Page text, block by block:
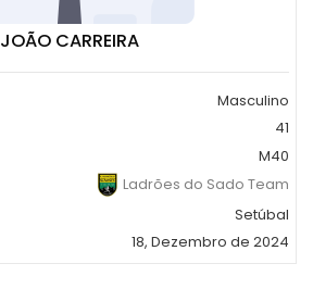
JOÃO CARREIRA
Masculino
41
M40
Ladrões do Sado Team
Setúbal
18, Dezembro de 2024